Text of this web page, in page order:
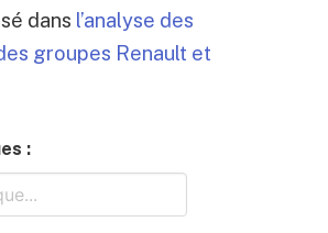
dans l’analyse des
groupes Renault et
: